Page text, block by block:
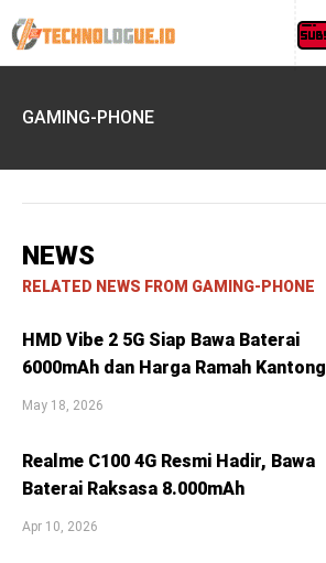
GAMING-PHONE
NEWS
RELATED NEWS FROM GAMING-PHONE
HMD Vibe 2 5G Siap Bawa Baterai
6000mAh dan Harga Ramah Kantong
May 18, 2026
Realme C100 4G Resmi Hadir, Bawa
Baterai Raksasa 8.000mAh
Apr 10, 2026